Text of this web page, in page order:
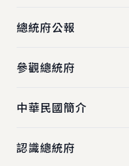
總統府公報
參觀總統府
中華民國簡介
認識總統府